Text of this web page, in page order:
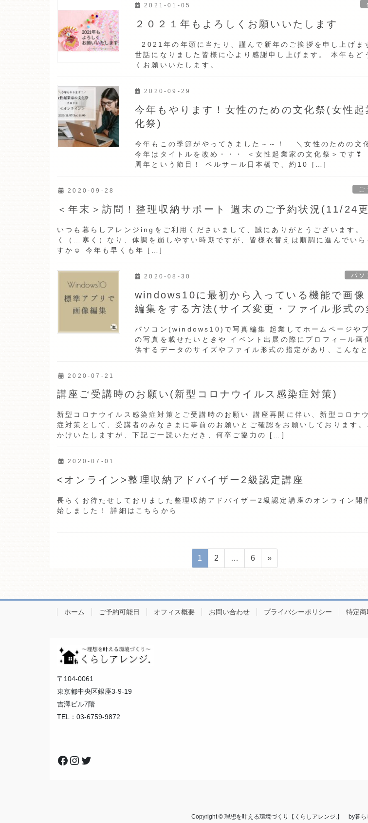
2021-01-05
２０２１年もよろしくお願いいたします
2021年の年頭に当たり、謹んで新年のご挨拶を申し上げま
世話になりました皆様に心より感謝申し上げます。 本年もど
くお願いいたします。
2020-09-29
今年もやります！女性のための文化祭(女性起
化祭)
今年もこの季節がやってきました～～！ ＼女性のための文
今年はタイトルを改め・・・ ＜女性起業家の文化祭＞です
周年という節目！ ベルサール日本橋で、約10 […]
2020-09-28
＜年末＞訪問！整理収納サポート 週末のご予約状況(11/24
いつも暮らしアレンジingをご利用くださいまして、誠にありがとうございます
く（…寒く）なり、体調を崩しやすい時期ですが、皆様衣替えは順調に進んでいら
すか☺ 今年も早くも年 […]
2020-08-30 パ
windows10に最初から入っている機能で画像
編集をする方法(サイズ変更・ファイル形式の
パソコン(windows10)で写真編集 起業してホームページや
の写真を載せたいときや イベント出展の際にプロフィール画
供するデータのサイズやファイル形式の指定があり、こんな
2020-07-21
講座ご受講時のお願い(新型コロナウイルス感染症対策)
新型コロナウイルス感染症対策とご受講時のお願い 講座再開に伴い、新型コロナ
症対策として、受講者のみなさまに事前のお願いとご確認をお願いしております。
かけいたしますが、下記ご一読いただき、何卒ご協力の […]
2020-07-01
<オンライン>整理収納アドバイザー2級認定講座
長らくお待たせしておりました整理収納アドバイザー2級認定講座のオンライン開
始しました！ 詳細はこちらから
ペ
ー
送
り
固
定
ジ
1
固
定
ジ
2 …
固
定
ジ
6 »
ホーム ご予約可能日 オフィス概要 お問い合わせ プライバシーポリシー 特定
〒104-0061
東京都中央区銀座3-9-19
吉澤ビル7階
TEL：03-6759-9872
Facebook
Instagram
Twitter
Copyright © 理想を叶える環境づくり【くらしアレンジ.】 by暮